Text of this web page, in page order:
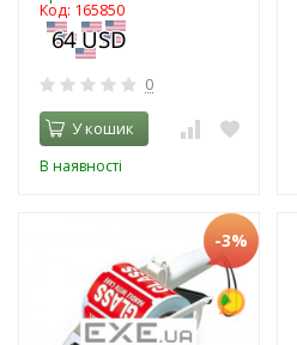
Код: 165850
0
У кошик
В наявності
-3%